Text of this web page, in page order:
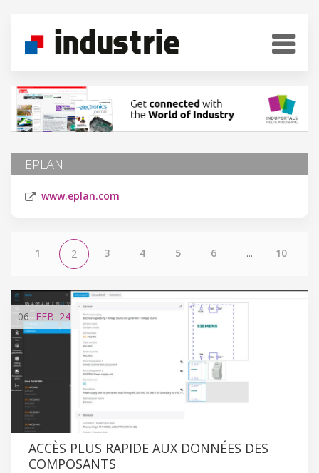
EPLAN
www.eplan.com
1 2 3 4 5 6 ... 10
06 FEB '24
ACCÈS PLUS RAPIDE AUX DONNÉES DES
COMPOSANTS